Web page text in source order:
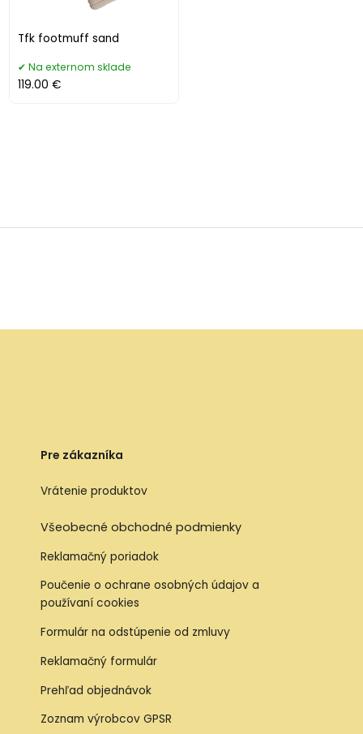
Tfk footmuff sand
Na externom sklade
119.00 €
Pre zákazníka
Vrátenie produktov
Všeobecné obchodné podmienky
Reklamačný poriadok
Poučenie o ochrane osobných údajov a
používaní cookies
Formulár na odstúpenie od zmluvy
Reklamačný formulár
Prehľad objednávok
Zoznam výrobcov GPSR